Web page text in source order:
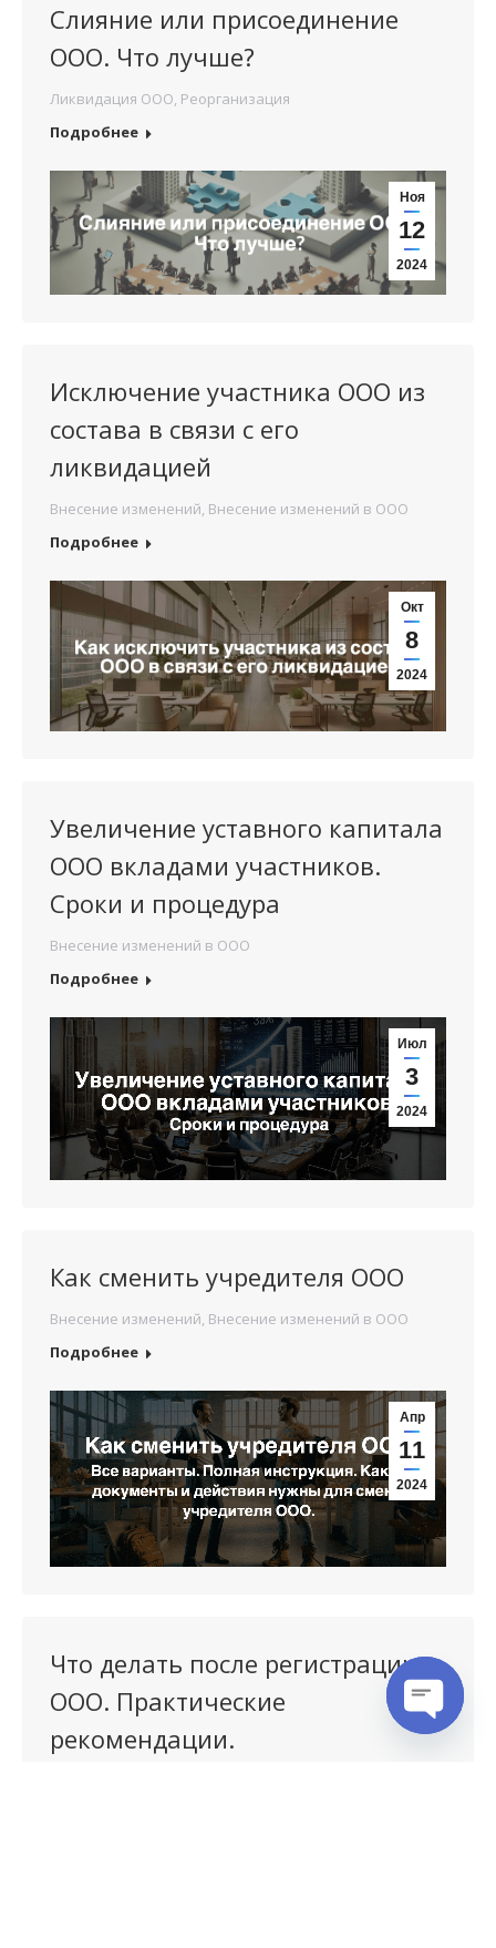
Слияние или присоединение
ООО. Что лучше?
Ликвидация ООО, Реорганизация
Подробнее
Ноя
12
2024
Исключение участника ООО из
состава в связи с его
ликвидацией
Внесение изменений, Внесение изменений в ООО
Подробнее
Окт
8
2024
Увеличение уставного капитала
ООО вкладами участников.
Сроки и процедура
Внесение изменений в ООО
Подробнее
Июл
3
2024
Как сменить учредителя ООО
Внесение изменений, Внесение изменений в ООО
Подробнее
Апр
11
2024
Что делать после регистрации
ООО. Практические
рекомендации.